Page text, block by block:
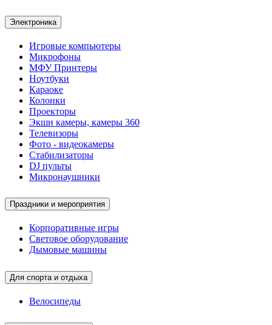
Электроника
Игровые компьютеры
Микрофоны
МФУ Принтеры
Ноутбуки
Караоке
Колонки
Проекторы
Экшн камеры, камеры 360
Телевизоры
Фото - видеокамеры
Стабилизаторы
DJ пульты
Микронаушники
Праздники и мероприятия
Корпоративные игры
Световое оборудование
Дымовые машины
Для спорта и отдыха
Велосипеды